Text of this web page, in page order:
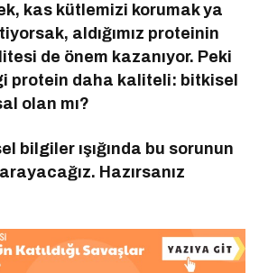
kas kütlemizi korumak ya
aldığımız proteinin
de önem kazanıyor. Peki
protein daha kaliteli: bitkisel
olan mı?
bilgiler ışığında bu sorunun
Hazırsanız